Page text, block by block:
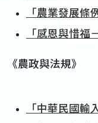
「農業發展條
「感恩與惜福
《農政與法規》
「中華民國輸